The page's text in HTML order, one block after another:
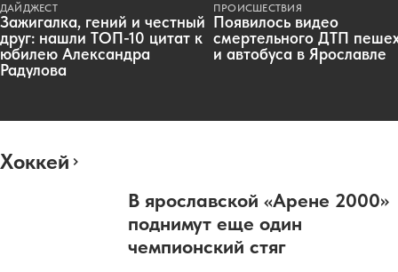
ДАЙДЖЕСТ
Зажигалка, гений и честный
друг: нашли ТОП-10 цитат к
юбилею Александра
Радулова
ПРОИСШЕСТВИЯ
Появилось видео
смертельного ДТП
и автобуса в Ярославле
Хоккей
В ярославской «Арене 2000»
поднимут еще один
чемпионский стяг